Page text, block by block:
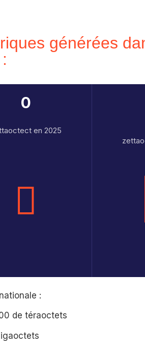
générées
0
en 2025
:
de téraoctets